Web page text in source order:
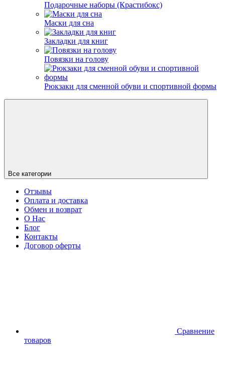
Подарочные наборы (Крастибокс)
Маски для сна
Закладки для книг
Повязки на голову
Рюкзаки для сменной обуви и спортивной формы
Все категории
Отзывы
Оплата и доставка
Обмен и возврат
О Нас
Блог
Контакты
Договор оферты
Сравнение
товаров